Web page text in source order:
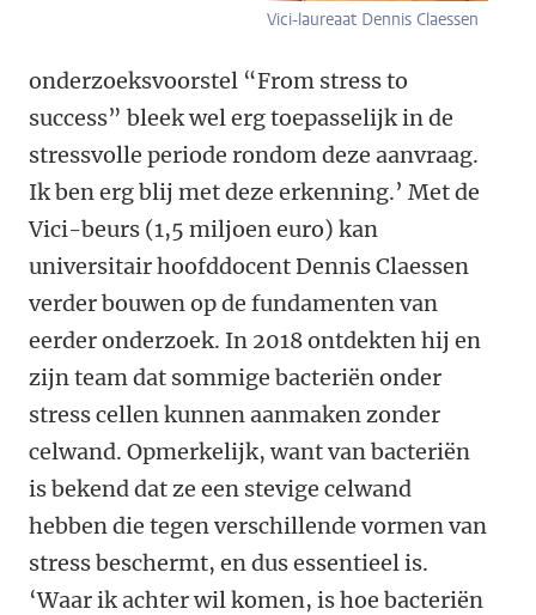
Vici-laureaat Dennis Claessen
onderzoeksvoorstel “From stress to
success” bleek wel erg toepasselijk in de
stressvolle periode rondom deze aanvraag.
Ik ben erg blij met deze erkenning.’ Met de
Vici-beurs (1,5 miljoen euro) kan
universitair hoofddocent Dennis Claessen
verder bouwen op de fundamenten van
eerder onderzoek. In 2018 ontdekten hij en
zijn team dat sommige bacteriën onder
stress cellen kunnen aanmaken zonder
celwand. Opmerkelijk, want van bacteriën
is bekend dat ze een stevige celwand
hebben die tegen verschillende vormen van
stress beschermt, en dus essentieel is.
‘Waar ik achter wil komen, is hoe bacteriën